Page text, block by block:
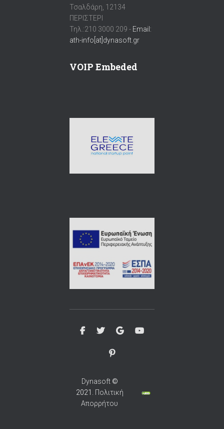
Τσαλδάρη, 12134
ΠΕΡΙΣΤΕΡΙ
Τηλ.:210 3000 209 - Email:
ath-info[at]dynasoft.gr
VOIP Embeded
Dynasoft©
2021. Πολιτική
Απορρήτου